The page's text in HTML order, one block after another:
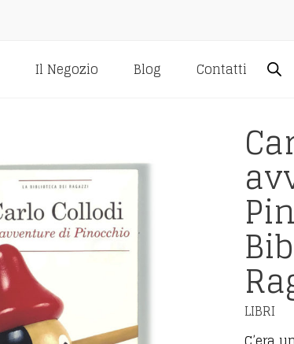
Il Negozio Blog Contatti
LIBRI